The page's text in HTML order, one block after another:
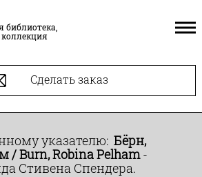
библиотека,
Сделать заказ
указателю: Бёрн,
/ Burn, Robina Pelham-
Стивена Спендера.